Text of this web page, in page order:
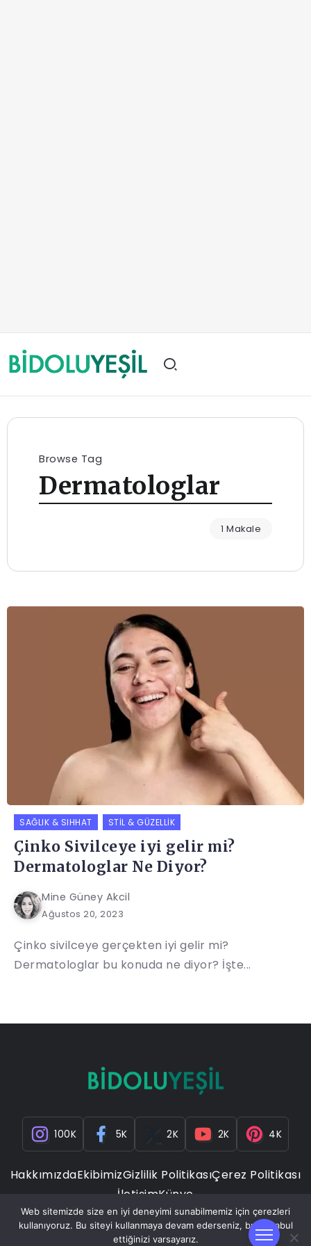
Browse Tag
Dermatologlar
1 Makale
SAĞLIK & SIHHAT STIL & GÜZELLIK
Çinko Sivilceye iyi gelir mi?
Dermatologlar Ne Diyor?
Mine Güney Akcil
Ağustos 20, 2023
Çinko sivilceye gerçekten iyi gelir mi?
Dermatologlar bu konuda ne diyor? İşte...
100K 5K 2K 2K 4K
HakkımızdaEkibimizGizlilik PolitikasıÇerez Politikası
İletişimKünye
Web sitemizde size en iyi deneyimi sunabilmemiz için çerezleri
kullanıyoruz. Bu siteyi kullanmaya devam ederseniz, bunu kabul
ettiğinizi varsayarız.